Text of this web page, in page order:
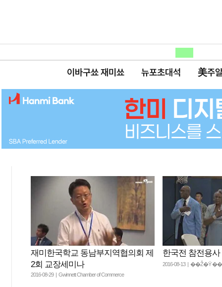
이바구쑈 재미쑈 뉴포초대석 美주
재미한국학교 동남부지역협의회 제
2회 교장세미나
2016-08-29 | Gwinnett Chamber of Commerce
한국전 참전용
2016-08-13 |